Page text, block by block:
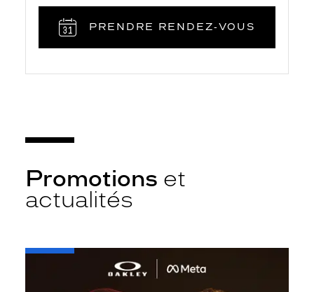
PRENDRE RENDEZ‑VOUS
Promotions et
actualités
-